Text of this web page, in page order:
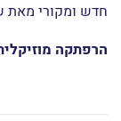
חדש ומקורי מאת
הרפתקה